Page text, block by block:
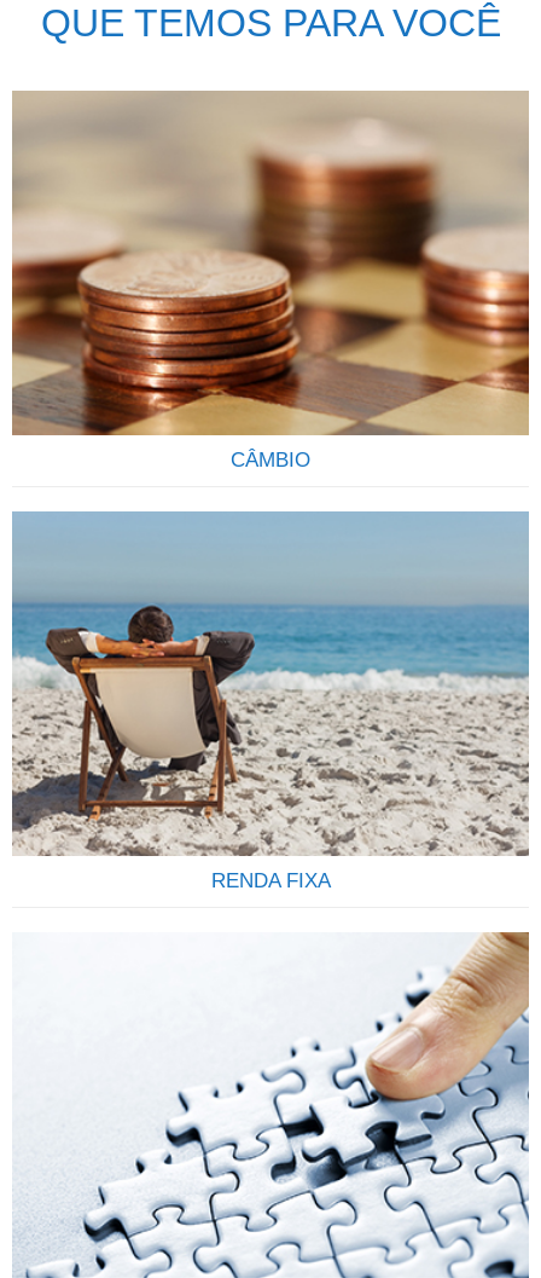
QUE TEMOS PARA VOCÊ
ENVIE E RECEBA ORDENS E PAGAMENTO
INTERNACIONAIS Envio de ordens e recebimentos diversos
do exterior de forma transparente seja por pessoas físicas
ou pessoas jurídicas é um dos serviços que oferecemos a
nossos clientes. Somos uma empresa especializada em
pagamentos internacionais e no recebimento de ordens do
exterior destinadas a correntistas de todos os bancos
Brasileiros….
CÂMBIO
Todo investimento em renda fixa feito pela corretora é
registrado em nome do cliente (CPF/CNPJ) junto a CETIP, o
que garante transparência e segurança. Todo cliente
também conta com a garantia do FGC (Fundo Garantidor
de Crédito) até R$ 250.000,00 por CPF, por instituição
financeira para os títulos de CDB, LCI, LCA e LC.
Contamos…
RENDA FIXA